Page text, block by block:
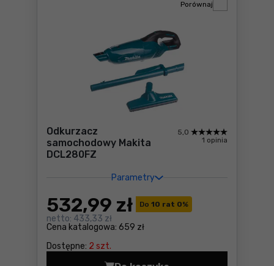
Odkurzacz
samochodowy Makita
DCL280FZ
Parametry
5,0
1 opinia
Do 10 rat 0%
Cena katalogowa: 659 zł
532,99 zł
netto: 433,33 zł
Dostępne: 2 szt.
Porównaj